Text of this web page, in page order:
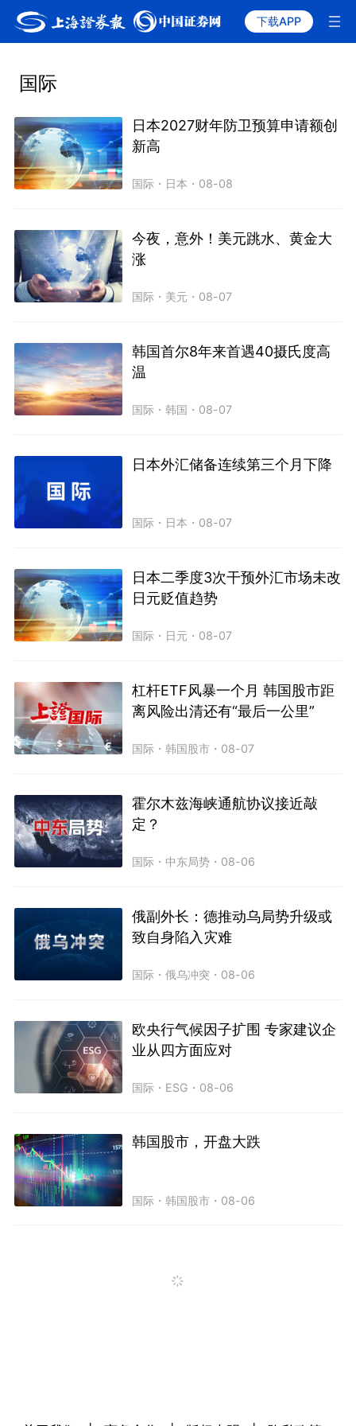
下载APP
国际
日本2027财年防卫预算申请额创
新高
国际 ・ 日本 ・ 08-08
今夜，意外！美元跳水、黄金大
涨
国际 ・ 美元 ・ 08-07
韩国首尔8年来首遇40摄氏度高
温
国际 ・韩国 ・ 08-07
日本外汇储备连续第三个月下降
国际 ・ 日本 ・ 08-07
日本二季度3次干预外汇市场未改
日元贬值趋势
国际 ・ 日元 ・ 08-07
杠杆ETF风暴一个月 韩国股市距
离风险出清还有“最后一公里”
国际 ・韩国股市 ・ 08-07
霍尔木兹海峡通航协议接近敲
定？
国际 ・ 中东局势 ・ 08-06
俄副外长：德推动乌局势升级或
致自身陷入灾难
国际 ・俄乌冲突 ・ 08-06
欧央行气候因子扩围 专家建议企
业从四方面应对
国际 ・ ESG ・ 08-06
韩国股市，开盘大跌
国际 ・韩国股市 ・ 08-06